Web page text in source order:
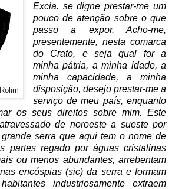
Excia. se digne prestar-me um
pouco de atenção sobre o que
passo a expor. Acho-me,
presentemente, nesta comarca
do Crato, e seja qual for a
minha pátria, a minha idade, a
minha capacidade, a minha
disposição, desejo prestar-me a
serviço de meu país, enquanto
os seus direitos sobre mim. Este
de noroeste a sueste por
serra que aqui tem o nome de
partes regado por águas cristalinas
ou menos abundantes, arrebentam
encóspias (sic) da serra e formam
industriosamente extraem